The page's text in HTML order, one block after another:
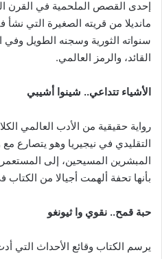
إحدى القصص الملحمية في القرن
مانديلا من قريته الصغيرة التي نشأ
سنواته الثورية وسجنه الطويل وفي
القائد، والرمز العالمي.
الأشياء تتداعي.. شينوا أشيبي
رواية حقيقية من الأدب العالمي
التقليدي في نيجيريا وهو يتصارع
المبشرين المسيحين، إلى المستعمر
بأنها تحفة ألهمت أجيالا من الكتاب
حبة قمح.. نقوي وا ثيونغو
يرسم الكتاب وقائع الأحداث التي